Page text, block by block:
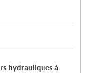
hydrauliques à